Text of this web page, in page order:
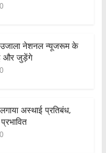
0
नेशनल न्यूजरूम के
और जुड़ेंगे
0
अस्थाई प्रतिबंध,
0